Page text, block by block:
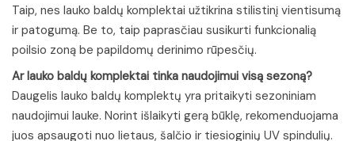
Taip, nes lauko baldų komplektai užtikrina stilistinį vientisumą
ir patogumą. Be to, taip paprasčiau susikurti funkcionalią
poilsio zoną be papildomų derinimo rūpesčių.
Ar lauko baldų komplektai tinka naudojimui visą sezoną?
Daugelis lauko baldų komplektų yra pritaikyti sezoniniam
naudojimui lauke. Norint išlaikyti gerą būklę, rekomenduojama
juos apsaugoti nuo lietaus, šalčio ir tiesioginių UV spindulių.